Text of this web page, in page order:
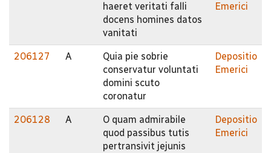
haeret veritati falli
docens homines datos
vanitati
Emerici
206127 A
Quia pie sobrie
conservatur voluntati
domini scuto
coronatur
Depositio
Emerici
206128 A
O quam admirabile
quod passibus tutis
pertransivit jejunis
Depositio
Emerici